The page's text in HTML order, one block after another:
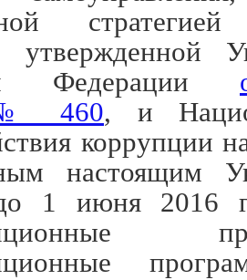
стратегией
утвержденной
Федерации
460, и
коррупции
настоящим
1 июня 2016